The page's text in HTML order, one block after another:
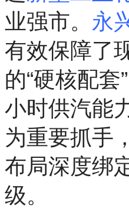
业强市。 永
有效保障了
的“硬核配
小时供汽能
为重要抓手
布局深度绑
级。